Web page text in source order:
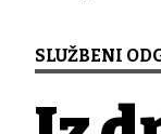
SLUŽBENI